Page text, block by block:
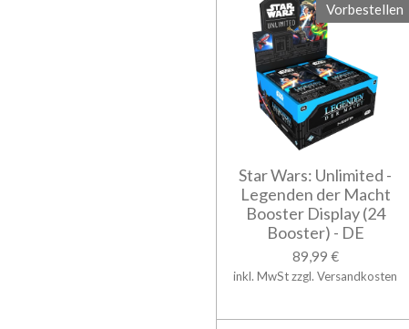
Vorbestellen
Star Wars: Unlimited -
Legenden der Macht
Booster Display (24
Booster) - DE
89,99 €
inkl. MwSt zzgl. Versandkosten